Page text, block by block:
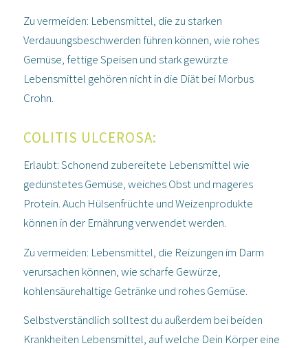
Zu vermeiden: Lebensmittel, die zu starken
Verdauungsbeschwerden führen können, wie rohes
Gemüse, fettige Speisen und stark gewürzte
Lebensmittel gehören nicht in die Diät bei Morbus
Crohn.
COLITIS ULCEROSA:
Erlaubt:Schonend zubereitete Lebensmittel wie
gedünstetes Gemüse, weiches Obst und mageres
Protein. Auch Hülsenfrüchte und Weizenprodukte
können in der Ernährung verwendet werden.
Zu vermeiden: Lebensmittel, die Reizungen im Darm
verursachen können, wie scharfe Gewürze,
kohlensäurehaltige Getränke und rohes Gemüse.
Selbstverständlich solltest du außerdem bei beiden
Krankheiten Lebensmittel, auf welche Dein Körper eine